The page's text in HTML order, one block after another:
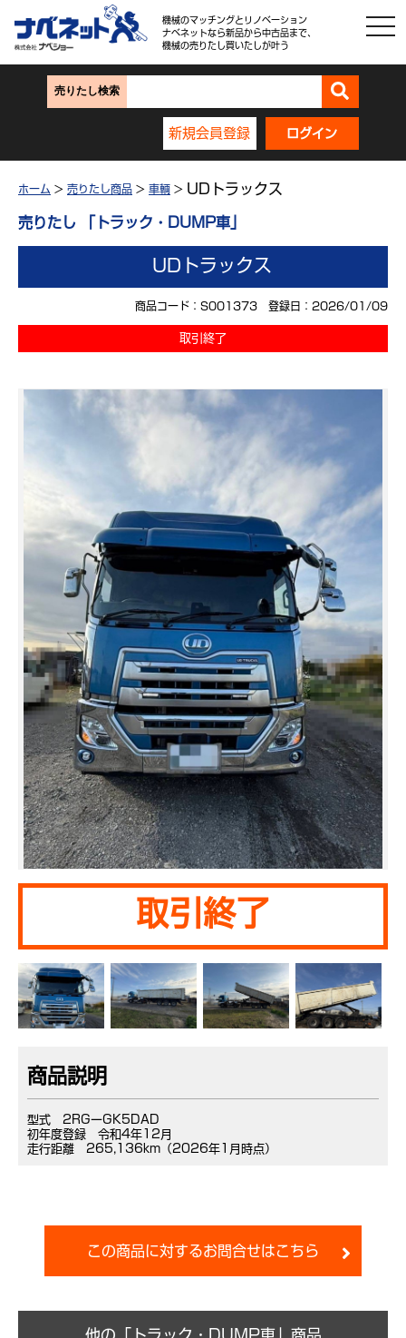
機械のマッチングとリノベーション
ナベネットなら新品から中古品まで、
機械の売りたし買いたしが叶う
売りたし検索
新規会員登録 ログイン
ホーム > 売りたし商品 > 車輌 > UDトラックス
売りたし 「トラック・DUMP車」
UDトラックス
商品コード：S001373 登録日：2026/01/09
取引終了
取引終了
商品説明
型式 2RGーGK5DAD
初年度登録 令和4年12月
走行距離 265,136km（2026年1月時点）
この商品に対するお問合せはこちら
他の「トラック・DUMP車」商品